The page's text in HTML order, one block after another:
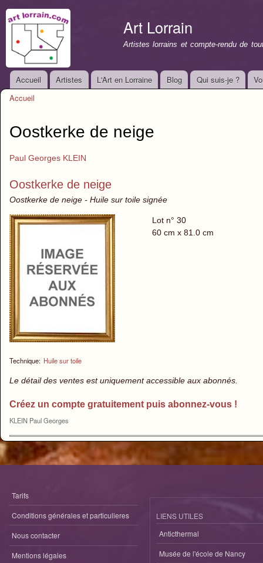
Art Lorrain
Artistes lorrains et compte-rendu de
Menu principal
Accueil Artistes L'Art en Lorraine Blog Qui suis-je ?
Accueil
Oostkerke de neige
Paul Georges KLEIN
Oostkerke de neige
Oostkerke de neige - Huile sur toile signée
Technique: Huile sur toile
Lot n° 30
60 cm x 81.0 cm
Le détail des ventes est uniquement accessible aux abonnés.
Créez un compte gratuitement puis abonnez-vous !
KLEIN Paul Georges
Tarifs
Conditions générales et particulieres
Nous contacter
Mentions légales
LIENS UTILES
Anticthermal
Musée de l'école de Nancy